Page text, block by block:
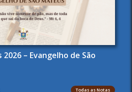
2026 – Evangelho de São
Todas as Notas